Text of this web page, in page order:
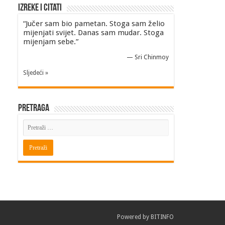
Izreke i Citati
“Jučer sam bio pametan. Stoga sam želio
mijenjati svijet. Danas sam mudar. Stoga
mijenjam sebe.”
— Sri Chinmoy
Sljedeći »
Pretraga
Powered by BITINFO